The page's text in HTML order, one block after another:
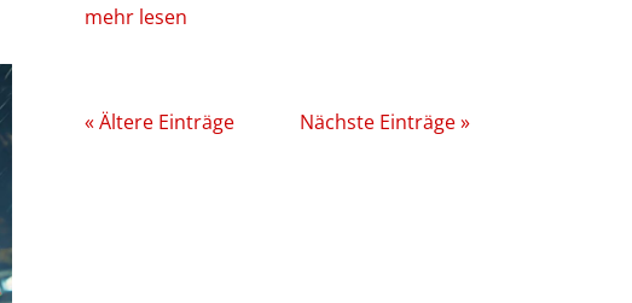
mehr lesen
« Ältere Einträge Nächste Einträge »